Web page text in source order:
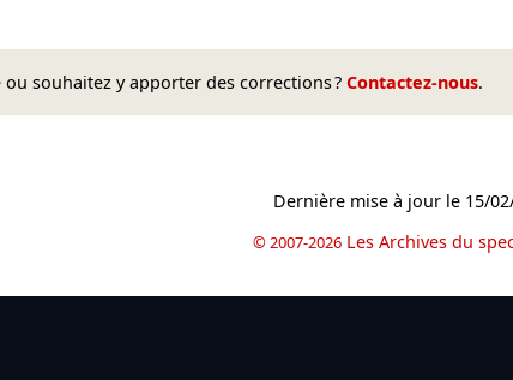
souhaitez y apporter des corrections ? Contactez-nous.
Dernière mise à jour le 15/
© 2007-2026 Les Archives du